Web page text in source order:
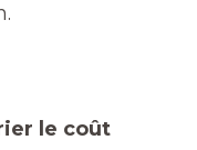
le coût